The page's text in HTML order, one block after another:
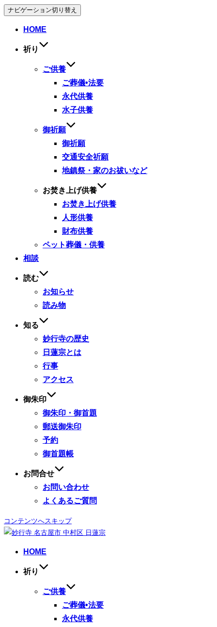
ナビゲーション切り替え
HOME
祈り
ご供養
ご葬儀•法要
永代供養
水子供養
御祈願
御祈願
交通安全祈願
地鎮祭・家のお祓いなど
お焚き上げ供養
お焚き上げ供養
人形供養
財布供養
ペット葬儀・供養
相談
読む
お知らせ
読み物
知る
妙行寺の歴史
日蓮宗とは
行事
アクセス
御朱印
御朱印・御首題
郵送御朱印
予約
御首題帳
お問合せ
お問い合わせ
よくあるご質問
コンテンツへスキップ
HOME
祈り
ご供養
ご葬儀•法要
永代供養